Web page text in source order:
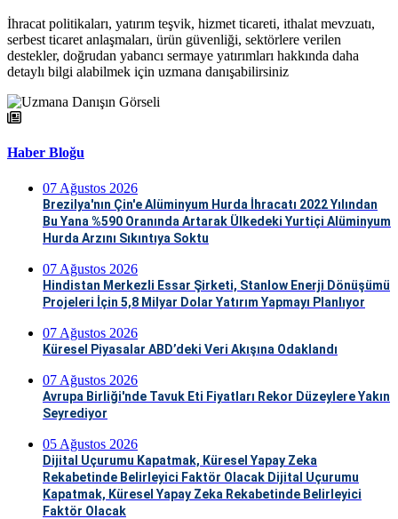
İhracat politikaları, yatırım teşvik, hizmet ticareti, ithalat mevzuatı,
serbest ticaret anlaşmaları, ürün güvenliği, sektörlere verilen
destekler, doğrudan yabancı sermaye yatırımları hakkında daha
detaylı bilgi alabilmek için uzmana danışabilirsiniz
Haber Bloğu
07 Ağustos 2026
Brezilya'nın Çin'e Alüminyum Hurda İhracatı 2022 Yılından
Bu Yana %590 Oranında Artarak Ülkedeki Yurtiçi Alüminyum
Hurda Arzını Sıkıntıya Soktu
07 Ağustos 2026
Hindistan Merkezli Essar Şirketi, Stanlow Enerji Dönüşümü
Projeleri İçin 5,8 Milyar Dolar Yatırım Yapmayı Planlıyor
07 Ağustos 2026
Küresel Piyasalar ABD’deki Veri Akışına Odaklandı
07 Ağustos 2026
Avrupa Birliği'nde Tavuk Eti Fiyatları Rekor Düzeylere Yakın
Seyrediyor
05 Ağustos 2026
Dijital Uçurumu Kapatmak, Küresel Yapay Zeka
Rekabetinde Belirleyici Faktör Olacak Dijital Uçurumu
Kapatmak, Küresel Yapay Zeka Rekabetinde Belirleyici
Faktör Olacak